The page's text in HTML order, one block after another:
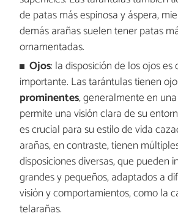
de patas más espinosa y áspera,
demás arañas suelen tener patas
ornamentadas.
Ojos: la disposición de los ojos
importante. Las tarántulas tienen
prominentes, generalmente en
permite una visión clara de su
es crucial para su estilo de vida
arañas, en contraste, tienen
disposiciones diversas, que pueden
grandes y pequeños, adaptados a
visión y comportamientos, como la
telarañas.